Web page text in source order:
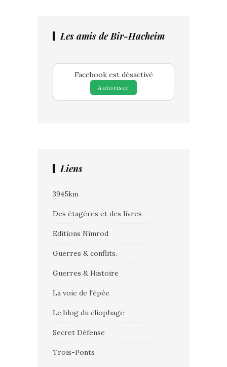
Les amis de Bir-Hacheim
Facebook est désactivé
Autoriser
Liens
3945km
Des étagères et des livres
Editions Nimrod
Guerres & conflits.
Guerres & Histoire
La voie de l'épée
Le blog du cliophage
Secret Défense
Trois-Ponts